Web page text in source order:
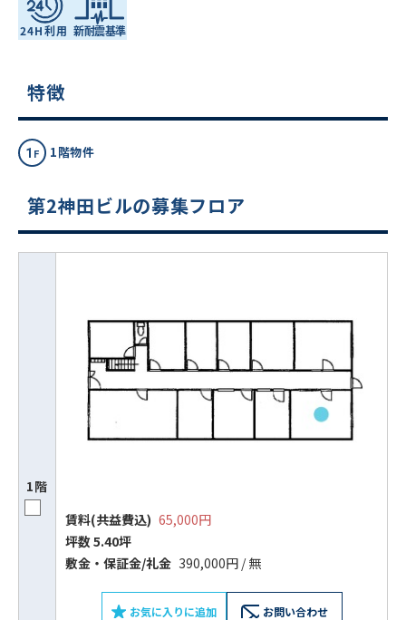
特徴
1階物件
第2神田ビルの募集フロア
1階
賃料(共益費込) 65,000円
坪数 5.40坪
敷⾦‧保証⾦/礼⾦ 390,000円 / 無
お気に入りに追加 お問い合わせ